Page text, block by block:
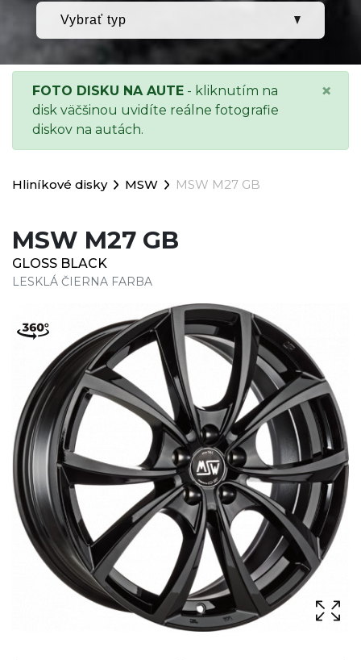
FOTO DISKU NA AUTE - kliknutím na
disk väčšinou uvidíte reálne fotografie
diskov na autách.
×
Hliníkové disky MSW MSW M27 GB
MSW M27 GB
GLOSS BLACK
LESKLÁ ČIERNA FARBA